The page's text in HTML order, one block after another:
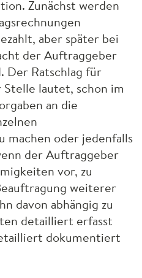
Zunächst werden
aber später bei
der Auftraggeber
Der Ratschlag für
lautet, schon im
an die
machen oder jedenfalls
der Auftraggeber
vor, zu
weiterer
davon abhängig zu
detailliert erfasst
dokumentiert